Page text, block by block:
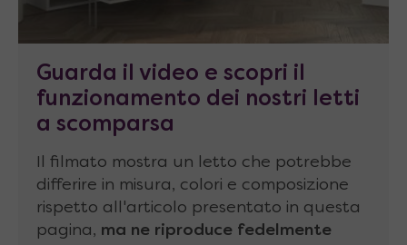
sicurezza.
pannello di spessore di 18 mm, in melaminico
classe E1 conforme alla normativa CEE.
compensato di spessore 8 mm collegati
tramite barre di alluminio ad incastro.
Retirealizzate contelaio in metallo
Guarda il video e scopri il
funzionamento dei nostri letti
a scomparsa
Il filmato mostra un letto che potrebbe
differire in misura, colori e composizione
rispetto all'articolo presentato in questa
pagina, ma ne riproduce fedelmente